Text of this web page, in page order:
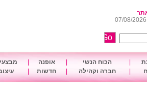
הכוח הנשי אופנה
חברה וקהילה חדשות